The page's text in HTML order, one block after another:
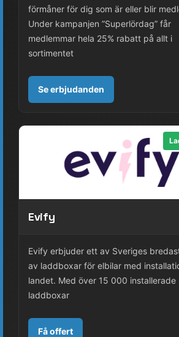
förmåner för dig som är eller blir
Under kampanjen ”Superlördag” får
medlemmar hela 25% rabatt på allt i
sortimentet
Se erbjudanden
Evify
Evify erbjuder ett av Sveriges
av laddboxar för elbilar med
landet. Med över 15 000 installerade
laddboxar
Få offert